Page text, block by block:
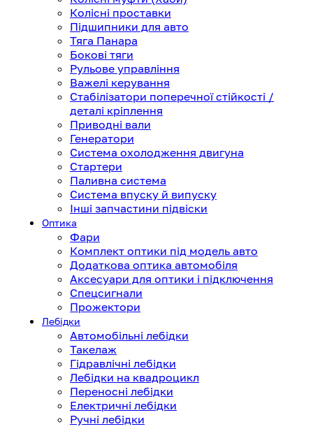
Колісні проставки
Підшипники для авто
Тяга Панара
Бокові тяги
Рульове управління
Важелі керування
Стабілізатори поперечної стійкості /
деталі кріплення
Приводні вали
Генератори
Система охолодження двигуна
Стартери
Паливна система
Система впуску й випуску
Інші запчастини підвіски
Оптика
Фари
Комплект оптики під модель авто
Додаткова оптика автомобіля
Аксесуари для оптики і підключення
Спецсигнали
Прожектори
Лебідки
Автомобільні лебідки
Такелаж
Гідравлічні лебідки
Лебідки на квадроцикл
Переносні лебідки
Електричні лебідки
Ручні лебідки